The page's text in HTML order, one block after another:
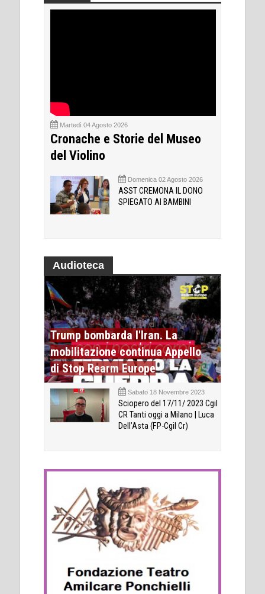
Martedì 04 Agosto 2026
Cronache e Storie del Museo
del Violino
Domenica 02 Agosto 2026
ASST CREMONA IL DONO
SPIEGATO AI BAMBINI
Audioteca
Trump bombarda l'Iran. La
mobilitazione continua Appello
di Stop Rearm Europe
Sabato 18 Novembre 2023
Sciopero del 17/11/ 2023 Cgil
CR Tanti oggi a Milano | Luca
Dell’Asta (FP-Cgil Cr)